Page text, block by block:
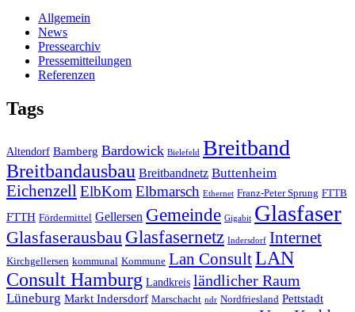
Allgemein
News
Pressearchiv
Pressemitteilungen
Referenzen
Tags
Altendorf Bamberg Bardowick Bielefeld Breitband
Breitbandausbau Breitbandnetz Buttenheim
Eichenzell ElbKomElbmarsch Ethernet Franz-Peter Sprung FTTB
FTTH Fördermittel Gellersen Gemeinde Gigabit Glasfaser
Glasfaserausbau Glasfasernetz Indersdorf Internet
Kirchgellersen kommunal Kommune Lan ConsultLAN
Consult Hamburg Landkreis ländlicher Raum
Lüneburg Markt Indersdorf Marschacht ndr Nordfriesland Pettstadt